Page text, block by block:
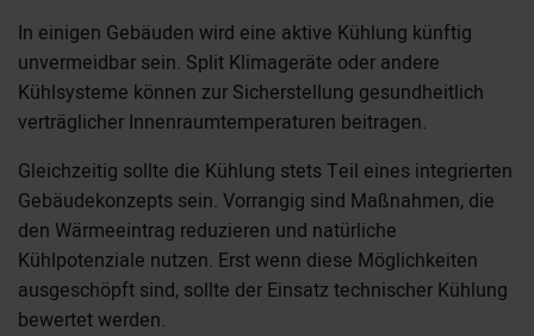
In einigen Gebäuden wird eine aktive Kühlung künftig
unvermeidbar sein. Split Klimageräte oder andere
Kühlsysteme können zur Sicherstellung gesundheitlich
verträglicher Innenraumtemperaturen beitragen.
Gleichzeitig sollte die Kühlung stets Teil eines integrierten
Gebäudekonzepts sein. Vorrangig sind Maßnahmen, die
den Wärmeeintrag reduzieren und natürliche
Kühlpotenziale nutzen. Erst wenn diese Möglichkeiten
ausgeschöpft sind, sollte der Einsatz technischer Kühlung
bewertet werden.